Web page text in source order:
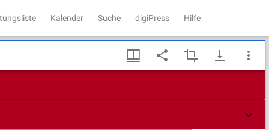
Kalender Suche digiPress Hilfe